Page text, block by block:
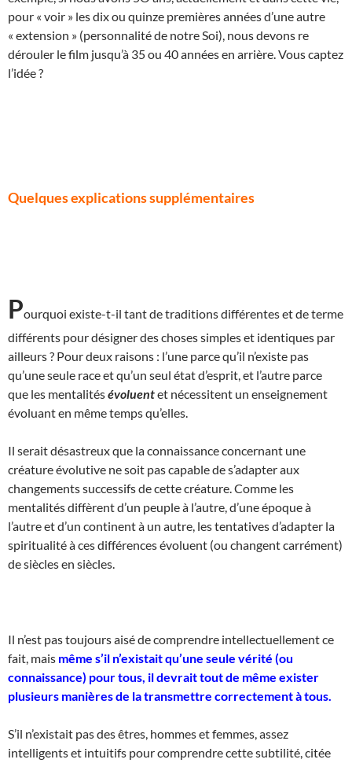
pour « voir » les dix ou quinze premières années d’une autre
« extension » (personnalité de notre Soi), nous devons re
dérouler le film jusqu’à 35 ou 40 années en arrière. Vous captez
l’idée ?
Quelques explications supplémentaires
Pourquoi existe-t-il tant de traditions différentes et de terme
différents pour désigner des choses simples et identiques par
ailleurs ? Pour deux raisons : l’une parce qu’il n’existe pas
qu’une seule race et qu’un seul état d’esprit, et l’autre parce
que les mentalitésévoluentet nécessitent un enseignement
évoluant en même temps qu’elles.
Il serait désastreux que la connaissance concernant une
créature évolutive ne soit pas capable de s’adapter aux
changements successifs de cette créature. Comme les
mentalités diffèrent d’un peuple à l’autre, d’une époque à
l’autre et d’un continent à un autre, les tentatives d’adapter la
spiritualité à ces différences évoluent (ou changent carrément)
de siècles en siècles.
Il n’est pas toujours aisé de comprendre intellectuellement ce
fait, mais même s’il n’existait qu’une seule vérité (ou
connaissance) pour tous, il devrait tout de même exister
plusieurs manières de la transmettre correctement à tous.
S’il n’existait pas des êtres, hommes et femmes, assez
intelligents et intuitifs pour comprendre cette subtilité, citée